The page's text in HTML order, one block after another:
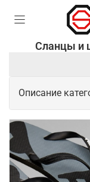
Сланцы и
Описание
каждый
Спортивные
обувь,